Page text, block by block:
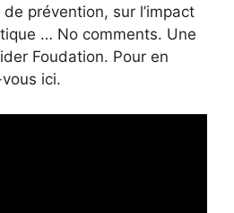
prévention, sur l’impact
… No comments. Une
Foudation. Pour en
ici.